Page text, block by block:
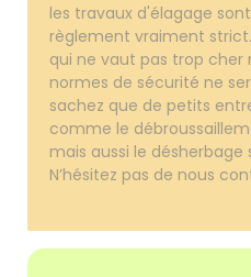
les travaux d'élagage
règlement vraiment
qui ne vaut pas trop cher
normes de sécurité ne
sachez que de petits
comme le
mais aussi le désherbage
N’hésitez pas de nous